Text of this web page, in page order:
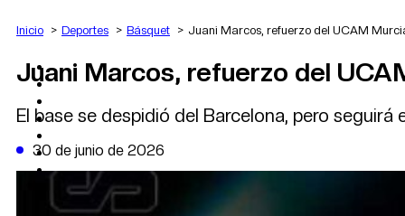
AGRO
DEPORTES
POLÍTICA
DATA FIRME
DE LA TRIBUNA TV
Inicio Deportes Básquet Juani Marcos, refuerzo del UCAM
Juani Marcos, refuerzo del
El base se despidió del Barcelona, pero
30 de junio de 2026